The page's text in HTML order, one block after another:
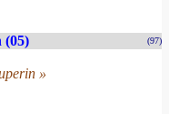
(05) (97)
»